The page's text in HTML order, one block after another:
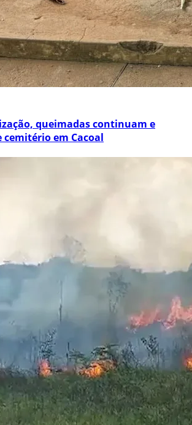
queimadas continuam e
em Cacoal